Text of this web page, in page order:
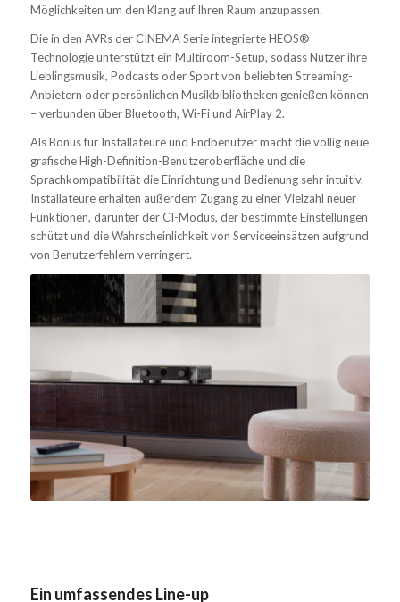
Möglichkeiten um den Klang auf Ihren Raum anzupassen.
Die in den AVRs der CINEMA Serie integrierte HEOS®
Technologie unterstützt ein Multiroom-Setup, sodass Nutzer ihre
Lieblingsmusik, Podcasts oder Sport von beliebten Streaming-
Anbietern oder persönlichen Musikbibliotheken genießen können
– verbunden über Bluetooth, Wi-Fi und AirPlay 2.
Als Bonus für Installateure und Endbenutzer macht die völlig neue
grafische High-Definition-Benutzeroberfläche und die
Sprachkompatibilität die Einrichtung und Bedienung sehr intuitiv.
Installateure erhalten außerdem Zugang zu einer Vielzahl neuer
Funktionen, darunter der CI-Modus, der bestimmte Einstellungen
schützt und die Wahrscheinlichkeit von Serviceeinsätzen aufgrund
von Benutzerfehlern verringert.
Ein umfassendes Line-up